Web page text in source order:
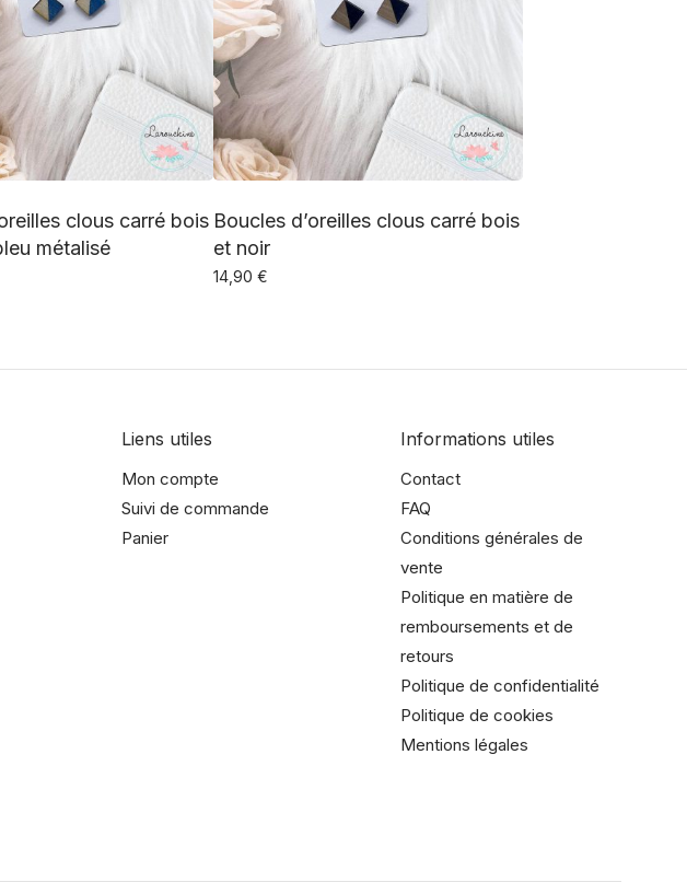
clous carré bois
métalisé
Boucles d’oreilles clous carré bois
et noir
14,90 €
Liens utiles
Mon compte
Suivi de commande
Panier
Informations utiles
Contact
FAQ
Conditions générales de
vente
Politique en matière de
remboursements et de
retours
Politique de confidentialité
Politique de cookies
Mentions légales